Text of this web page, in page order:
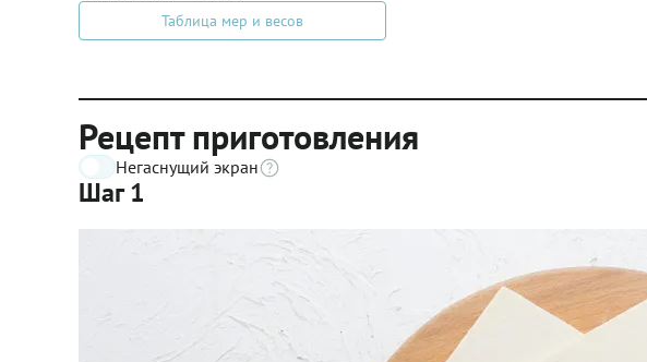
Таблица мер и весов
Рецепт приготовления
Негаснущий экран
Шаг 1